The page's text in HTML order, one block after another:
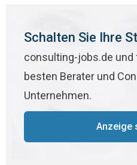
Schalten Sie Ihre
consulting-jobs.de und
besten Berater und
Unternehmen.
Anzeige